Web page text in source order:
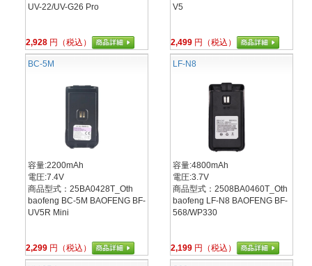
UV-22/UV-G26 Pro
2,928 円（税込）
V5
2,499 円（税込）
BC-5M
容量:2200mAh
電圧:7.4V
商品型式：25BA0428T_Oth
baofeng BC-5M BAOFENG BF-
UV5R Mini
2,299 円（税込）
LF-N8
容量:4800mAh
電圧:3.7V
商品型式：2508BA0460T_Oth
baofeng LF-N8 BAOFENG BF-
568/WP330
2,199 円（税込）